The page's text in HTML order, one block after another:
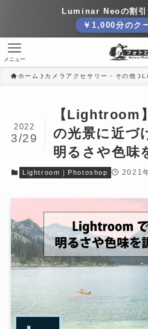
Luminar Neoの割引
￥1,000分のク
メニュー
ホーム カメラアクセサリー・その他
【Lightroom
の光景に近づ
明るさや色味
2022
3/29
Lightroom｜Photoshop 2021